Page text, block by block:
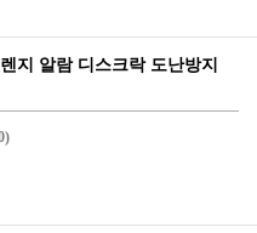
지 알람 디스크락 도난방지